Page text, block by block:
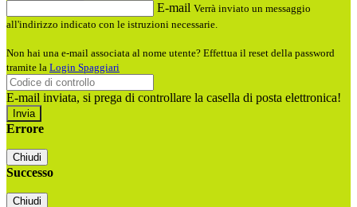
E-mail Verrà inviato un messaggio
all'indirizzo indicato con le istruzioni necessarie.
Non hai una e-mail associata al nome utente? Effettua il reset della password
tramite la Login Spaggiari
E-mail inviata, si prega di controllare la casella di posta elettronica!
Errore
Chiudi
Successo
Chiudi